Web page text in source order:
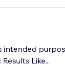
Like...